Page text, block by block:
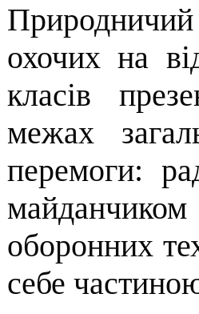
Природничий
охочих на
класів
межах
перемоги:
оборонних
себе